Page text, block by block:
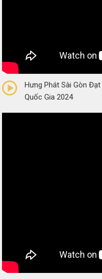
(0 Reviews)
Hưng Phát Sài Gòn
Quốc Gia 2024
(0 Reviews)